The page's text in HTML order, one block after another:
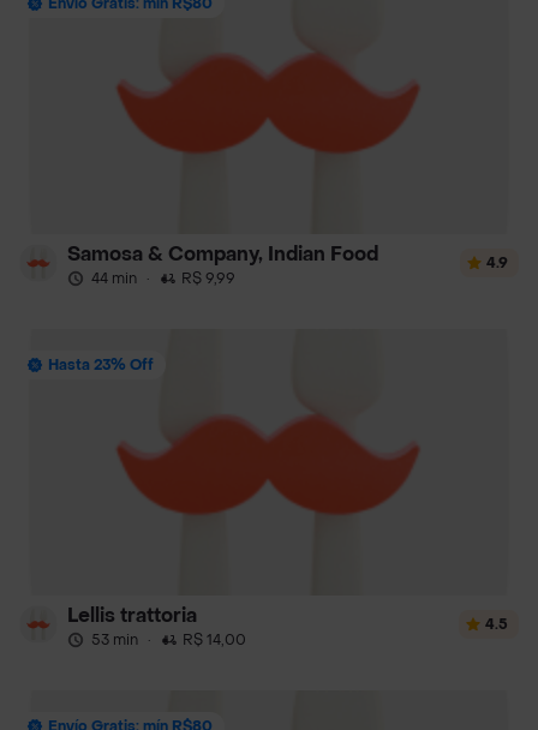
Envío Gratis: mín R$80
Samosa & Company, Indian Food
44 min · R$ 9,99
4.9
Hasta 23% Off
Lellis trattoria
53 min · R$ 14,00
4.5